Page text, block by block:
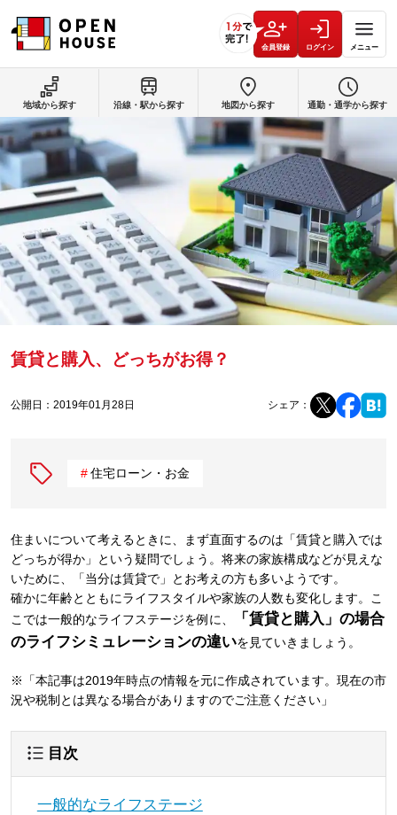
会員登録 ログイン メニュー
賃貸と購入、どっちがお得？
公開日： 2019年01月28日 シェア：
住宅ローン・お金
住まいについて考えるときに、まず直面するのは「賃貸と購入では
どっちが得か」という疑問でしょう。将来の家族構成などが見えな
いために、「当分は賃貸で」とお考えの方も多いようです。
確かに年齢とともにライフスタイルや家族の人数も変化します。こ
こでは一般的なライフステージを例に、
「賃貸と購入」の場合
のライフシミュレーションの違いを見ていきましょう。
※「本記事は2019年時点の情報を元に作成されています。現在の市
況や税制とは異なる場合がありますのでご注意ください」
目次
一般的なライフステージ
地域から探す 沿線・駅から探す 地図から探す 通勤・通学から探す